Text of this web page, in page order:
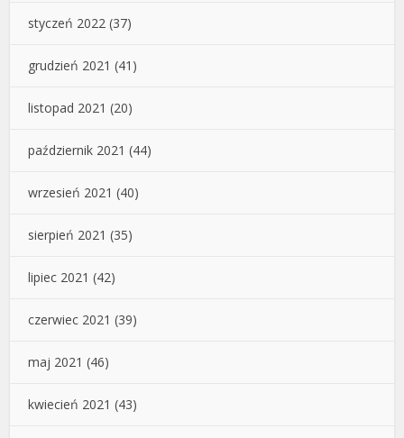
styczeń 2022 (37)
grudzień 2021 (41)
listopad 2021 (20)
październik 2021 (44)
wrzesień 2021 (40)
sierpień 2021 (35)
lipiec 2021 (42)
czerwiec 2021 (39)
maj 2021 (46)
kwiecień 2021 (43)